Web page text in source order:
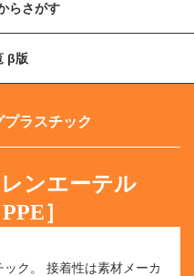
らさがす
β版
ラスチック
ンエーテル
］
ク。
接着性は素材メーカ